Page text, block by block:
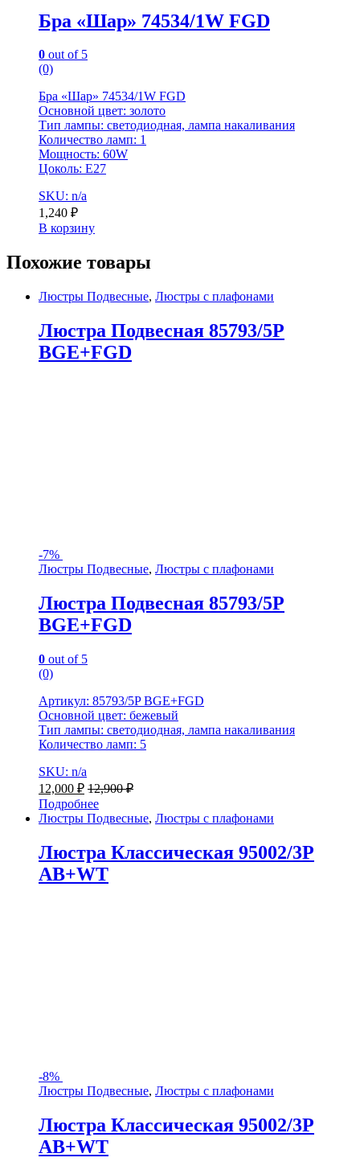
Бра «Шар» 74534/1W FGD
0 out of 5
(0)
Бра «Шар» 74534/1W FGD
Основной цвет: золото
Тип лампы: светодиодная, лампа накаливания
Количество ламп: 1
Мощность: 60W
Цоколь: E27
SKU: n/a
1,240 ₽
В корзину
Похожие товары
Люстры Подвесные, Люстры с плафонами
Люстра Подвесная 85793/5P
BGE+FGD
-7%
Люстры Подвесные, Люстры с плафонами
Люстра Подвесная 85793/5P
BGE+FGD
0 out of 5
(0)
Артикул: 85793/5P BGE+FGD
Основной цвет: бежевый
Тип лампы: светодиодная, лампа накаливания
Количество ламп: 5
SKU: n/a
12,000 ₽ 12,900₽
Подробнее
Люстры Подвесные, Люстры с плафонами
Люстра Классическая 95002/3P
AB+WT
-8%
Люстры Подвесные, Люстры с плафонами
Люстра Классическая 95002/3P
AB+WT